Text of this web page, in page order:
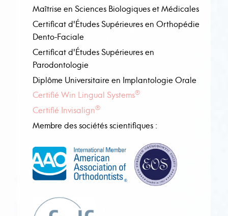
Maîtrise en Sciences Biologiques et Médicales
Certificat d'Études Supérieures en Orthopédie
Dento-Faciale
Certificat d'Études Supérieures en
Parodontologie
Diplôme Universitaire en Implantologie Orale
Certifié Win Lingual Systems®
Certifié Invisalign®
Membre des sociétés scientifiques :